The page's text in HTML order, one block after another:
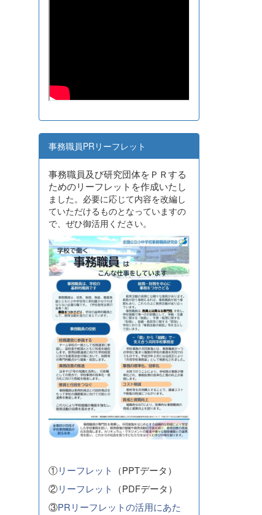
事務職員PRリーフレット
事務職員及び研究団体をＰＲする
ためのリーフレットを作成いたし
ました。必要に応じて内容を改編し
ていただけるものとなっていますの
で、ぜひ御活用ください。
①リーフレット （PPTデータ）
②リーフレット （PDFデータ）
③PRリーフレットの活用にあた